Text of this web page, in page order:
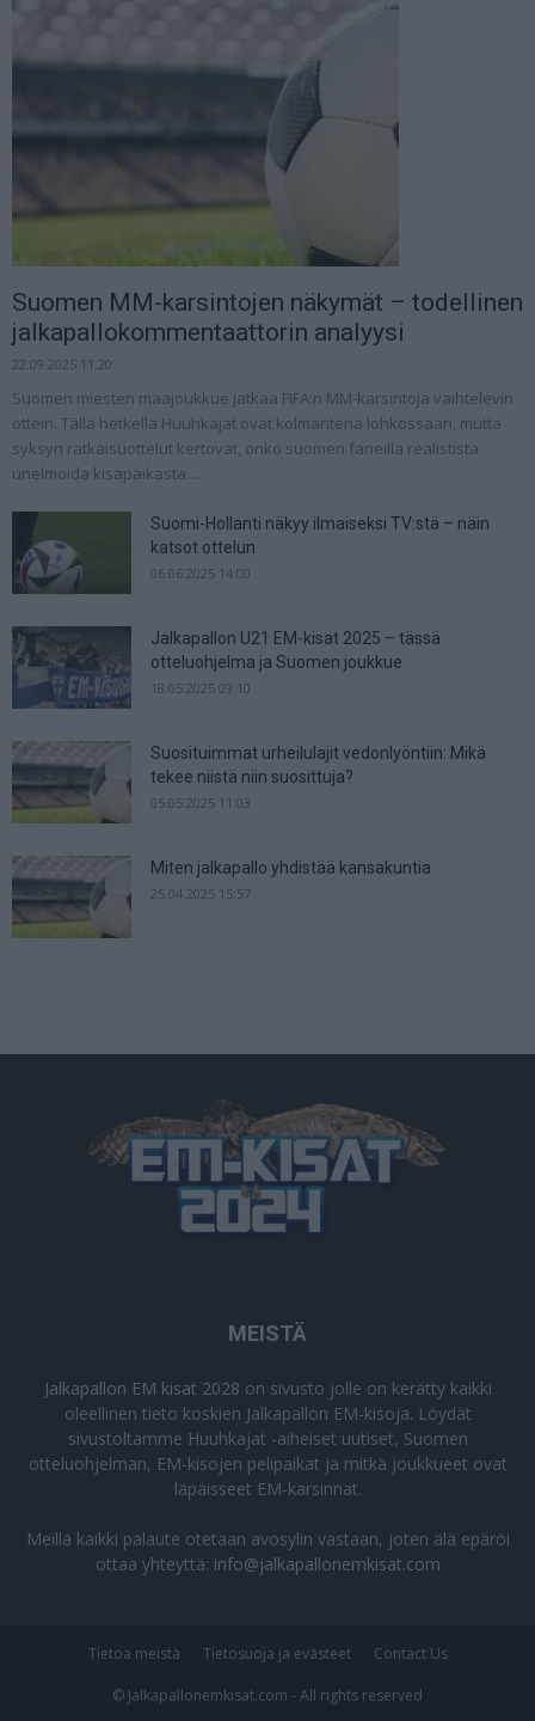
Suomen MM-karsintojen näkymät – todellinen
jalkapallokommentaattorin analyysi
22.09.2025 11:20
Suomen miesten maajoukkue jatkaa FIFA:n MM-karsintoja vaihtelevin
ottein. Tällä hetkellä Huuhkajat ovat kolmantena lohkossaan, mutta
syksyn ratkaisuottelut kertovat, onko suomen faneilla realistista
unelmoida kisapaikasta....
Suomi-Hollanti näkyy ilmaiseksi TV:stä – näin
katsot ottelun
06.06.2025 14:00
Jalkapallon U21 EM-kisat 2025 – tässä
otteluohjelma ja Suomen joukkue
18.05.2025 09:10
Suosituimmat urheilulajit vedonlyöntiin: Mikä
tekee niistä niin suosittuja?
05.05.2025 11:03
Miten jalkapallo yhdistää kansakuntia
25.04.2025 15:57
MEISTÄ
Jalkapallon EM kisat 2028 on sivusto jolle on kerätty kaikki
oleellinen tieto koskien Jalkapallon EM-kisoja. Löydät
sivustoltamme Huuhkajat -aiheiset uutiset, Suomen
otteluohjelman, EM-kisojen pelipaikat ja mitkä joukkueet ovat
läpäisseet EM-karsinnat.
Meillä kaikki palaute otetaan avosylin vastaan, joten älä epäröi
ottaa yhteyttä: info@jalkapallonemkisat.com
Tietoa meistä Tietosuoja ja evästeet Contact Us
© Jalkapallonemkisat.com - All rights reserved